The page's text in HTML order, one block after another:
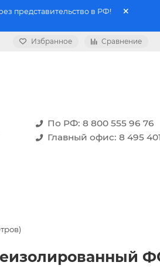
представительство в РФ!
Избранное Сравнение
По РФ: 8 800 555 96 76
Главный офис: 8 495